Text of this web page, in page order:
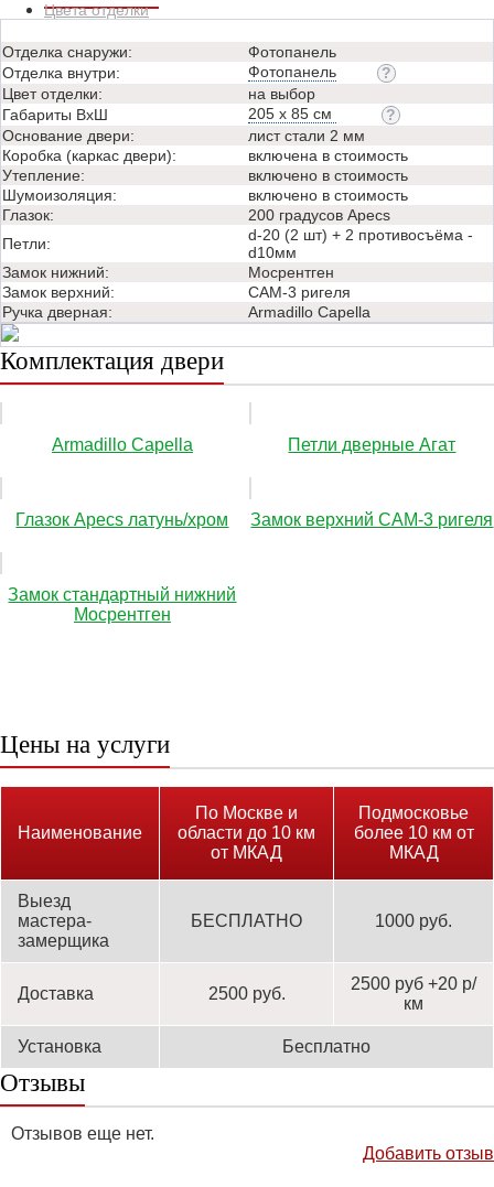
Цвета отделки
Отделка снаружи:
Фотопанель
Отделка внутри:
Фотопанель
Цвет отделки:
на выбор
Габариты ВхШ
205 х 85 см
Основание двери:
лист стали 2 мм
Коробка (каркас двери):
включена в стоимость
Утепление:
включено в стоимость
Шумоизоляция:
включено в стоимость
Глазок:
200 градусов Apecs
Петли:
d-20 (2 шт) + 2 противосъёма -
d10мм
Замок нижний:
Мосрентген
Замок верхний:
САМ-3 ригеля
Ручка дверная:
Аrmadillo Capella
Комплектация двери
Аrmadillo Capella Петли дверные Агат
Глазок Apecs латунь/хром Замок верхний САМ-3 ригеля
Замок стандартный нижний
Мосрентген
Цены на услуги
Наименование
По Москве и
области до 10 км
от МКАД
Подмосковье
более 10 км от
МКАД
Выезд
мастера-
замерщика
БЕСПЛАТНО 1000 руб.
Доставка 2500 руб.
2500 руб +20 р/
км
Установка Бесплатно
Отзывы
Отзывов еще нет.
Добавить отзыв